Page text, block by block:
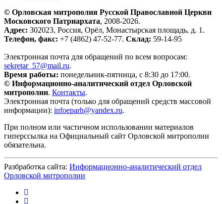
© Орловская митрополия Русской Православной Церкви
Московского Патриархата, 2008-2026.
Адрес: 302023, Россия, Орёл, Монастырская площадь, д. 1.
Телефон, факс: +7 (4862) 47-52-77. Склад: 59-14-95
Электронная почта для обращений по всем вопросам:
sekretar_57@mail.ru.
Время работы: понедельник-пятница, с 8:30 до 17:00.
© Информационно-аналитический отдел Орловской
митрополии. Контакты.
Электронная почта (только для обращений средств массовой
информации): infoeparh@yandex.ru.
При полном или частичном использовании материалов
гиперссылка на Официальный сайт Орловской митрополии
обязательна.
Разбработка сайта: Информационно-аналитический отдел
Орловской митрополии